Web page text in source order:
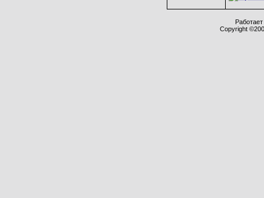
Copyright